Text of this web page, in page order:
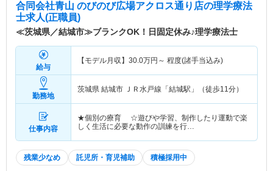
合同会社青山 のびのび広場アクロス通り店の理学療法
士求人(正職員)
≪茨城県／結城市≫ブランクOK！日固定休み♪理学療法士
給与
【モデル月収】 30.0万円～ 程度(諸手当込み)
勤務地
茨城県 結城市 ＪＲ水戸線「結城駅」（徒歩11分）
仕事内容
★個別の療育 ☆遊びや学習、制作したり運動で楽
しく生活に必要な動作の訓練を行…
残業少なめ 託児所・育児補助 積極採用中